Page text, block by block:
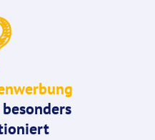
besonders